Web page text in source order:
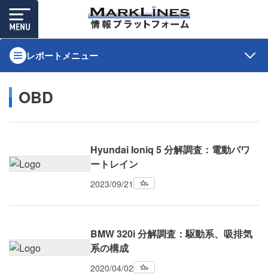
レポートメニュー
OBD
Hyundai Ioniq 5 分解調査：電動パワ
ートレイン
2023/09/21
BMW 320i 分解調査：駆動系、吸排気
系の構成
2020/04/02